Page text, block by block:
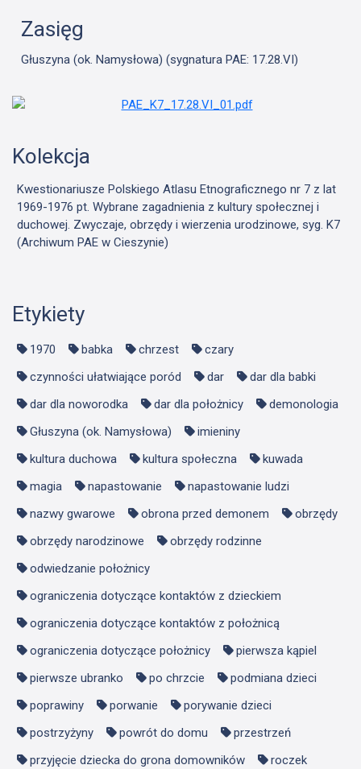
Zasięg
Głuszyna (ok. Namysłowa) (sygnatura PAE: 17.28.VI)
Kolekcja
Kwestionariusze Polskiego Atlasu Etnograficznego nr 7 z lat
1969-1976 pt. Wybrane zagadnienia z kultury społecznej i
duchowej. Zwyczaje, obrzędy i wierzenia urodzinowe, syg. K7
(Archiwum PAE w Cieszynie)
Etykiety
1970 babka chrzest
czary
czynności ułatwiające poród
dar
dar dla babki
dar dla noworodka
dar dla położnicy
demonologia
Głuszyna (ok. Namysłowa)
imieniny
kultura duchowa
kultura społeczna
kuwada
magia
napastowanie
napastowanie ludzi
nazwy gwarowe
obrona przed demonem
obrzędy
obrzędy narodzinowe
obrzędy rodzinne
odwiedzanie położnicy
ograniczenia dotyczące kontaktów z dzieckiem
ograniczenia dotyczące kontaktów z położnicą
ograniczenia dotyczące położnicy
pierwsza kąpiel
pierwsze ubranko
po chrzcie
podmiana dzieci
poprawiny
porwanie
porywanie dzieci
postrzyżyny
powrót do domu
przestrzeń
przyjęcie dziecka do grona domowników
roczek